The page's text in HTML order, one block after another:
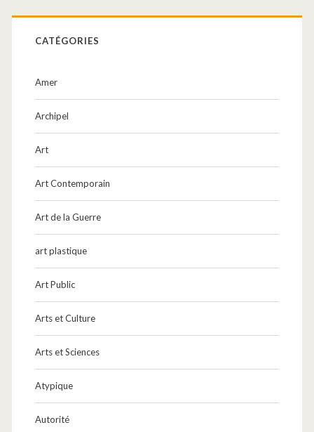
CATÉGORIES
Amer
Archipel
Art
Art Contemporain
Art de la Guerre
art plastique
Art Public
Arts et Culture
Arts et Sciences
Atypique
Autorité